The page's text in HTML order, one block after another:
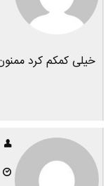
خیلی کمکم کرد